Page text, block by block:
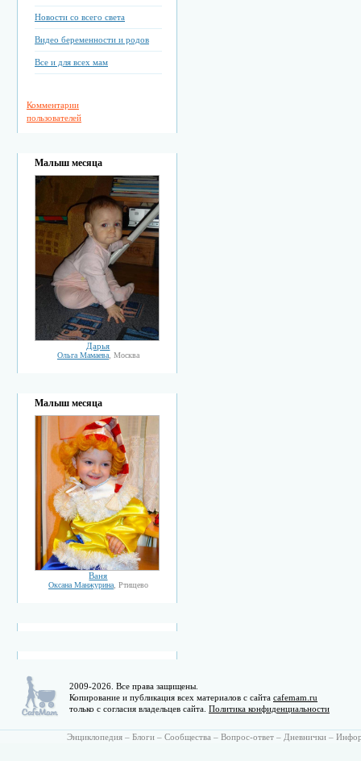
Новости со всего света
Видео беременности и родов
Все и для всех мам
Комментарии
пользователей
Малыш месяца
Дарья
Ольга Мамаева , Москва
Малыш месяца
Ваня
Оксана Манжурина, Ртищево
2009-2026. Все права защищены.
Копирование и публикация всех материалов с сайта cafemam.ru
только с согласия владельцев сайта. Политика конфиденциальности
Энциклопедия – Блоги – Сообщества – Вопрос-ответ – Дневнички –